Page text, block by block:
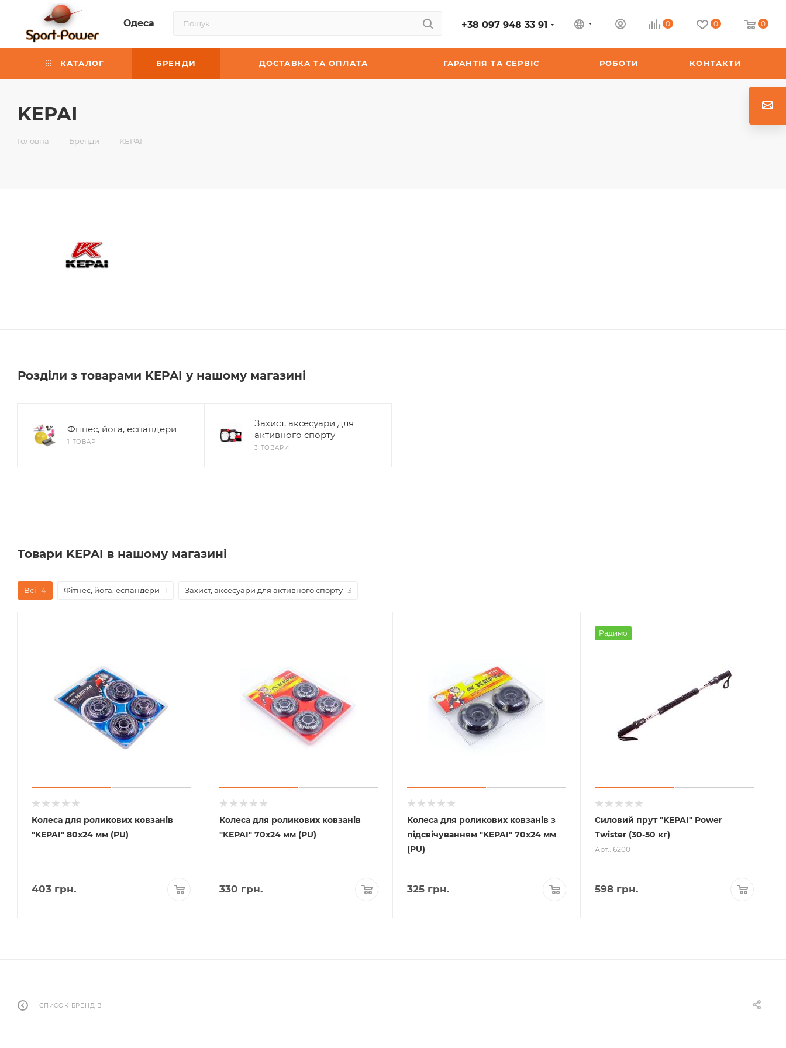
Одеса +38 097 948 33 91 0 0 0
КАТАЛОГ БРЕНДИ ДОСТАВКА ТА ОПЛАТА ГАРАНТІЯ ТА СЕРВІС РОБОТИ КОНТАКТИ
KEPAI
Головна — Бренди — KEPAI
Розділи з товарами KEPAI у нашому магазині
Фітнес, йога, еспандери
1 ТОВАР
Захист, аксесуари для
активного спорту
3 ТОВАРИ
Товари KEPAI в нашому магазині
Всі 4 Фітнес, йога, еспандери 1 Захист, аксесуари для активного спорту 3
Колеса для роликових ковзанів
"KEPAI" 80х24 мм (PU)
403 грн.
Колеса для роликових ковзанів
"KEPAI" 70х24 мм (PU)
330 грн.
Колеса для роликових ковзанів з
підсвічуванням "KEPAI" 70х24 мм
(PU)
325 грн.
Радимо
Силовий прут "KEPAI" Power
Twister (30-50 кг)
Арт.: 6200
598 грн.
СПИСОК БРЕНДІВ